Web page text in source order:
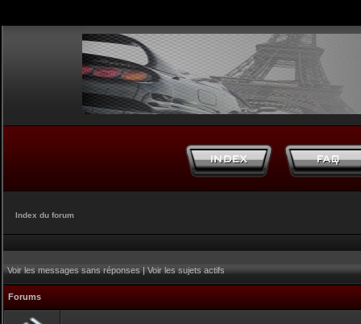
Index du forum
Voir les messages sans réponses|Voir les sujets actifs
Forums